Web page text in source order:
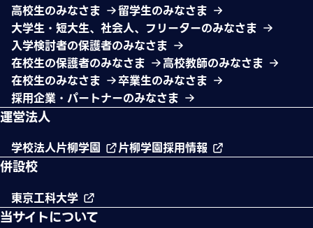
高校生のみなさま
留学生のみなさま
大学生・短大生、社会人、フリーターのみなさま
入学検討者の保護者のみなさま
在校生の保護者のみなさま
高校教師のみなさま
在校生のみなさま
卒業生のみなさま
採用企業・パートナーのみなさま
運営法人
学校法人片柳学園 片柳学園採用情報
併設校
東京工科大学
当サイトについて